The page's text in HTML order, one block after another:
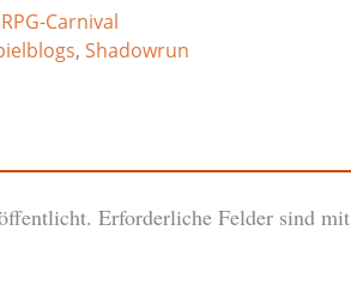
RPG-Carnival
, Shadowrun
Erforderliche Felder sind mit